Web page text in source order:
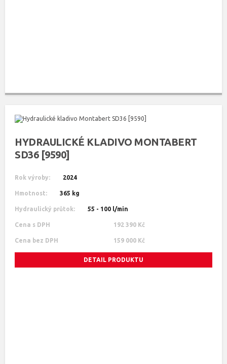
HYDRAULICKÉ KLADIVO MONTABERT
SD36 [9590]
Rok výroby: 2024
Hmotnost: 365 kg
Hydraulický průtok: 55 - 100 l/min
Cena s DPH 192 390 Kč
Cena bez DPH 159 000 Kč
DETAIL PRODUKTU